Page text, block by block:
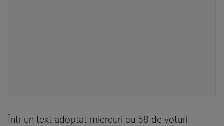
Într-un text adoptat miercuri cu 58 de voturi